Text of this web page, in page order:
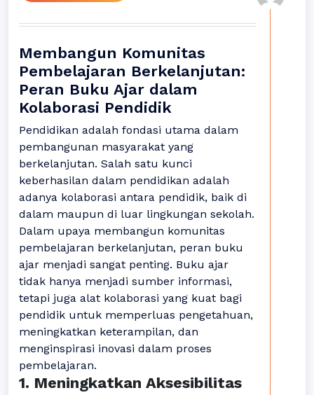
Membangun Komunitas
Pembelajaran Berkelanjutan:
Peran Buku Ajar dalam
Kolaborasi Pendidik
Pendidikan adalah fondasi utama dalam
pembangunan masyarakat yang
berkelanjutan. Salah satu kunci
keberhasilan dalam pendidikan adalah
adanya kolaborasi antara pendidik, baik di
dalam maupun di luar lingkungan sekolah.
Dalam upaya membangun komunitas
pembelajaran berkelanjutan, peran buku
ajar menjadi sangat penting. Buku ajar
tidak hanya menjadi sumber informasi,
tetapi juga alat kolaborasi yang kuat bagi
pendidik untuk memperluas pengetahuan,
meningkatkan keterampilan, dan
menginspirasi inovasi dalam proses
pembelajaran.
1. Meningkatkan Aksesibilitas